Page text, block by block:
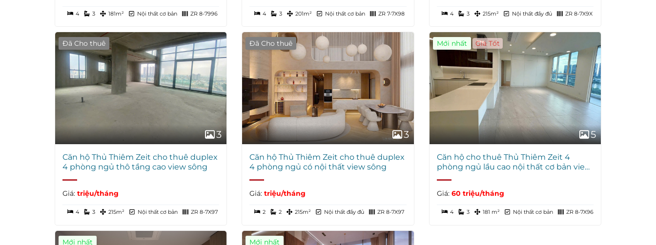
4 3 181m² Nội thất cơ bản ZR 8-7996 4 3 201m² Nội thất cơ bản ZR 7-7X98 4 3 215m² Nội thất đầy đủ ZR 8-7X9X
Đã Cho thuê
3
Căn hộ Thủ Thiêm Zeit cho thuê duplex
4 phòng ngủ thô tầng cao view sông
Giá: triệu/tháng
4 3 215m² Nội thất cơ bản ZR 8-7X97
Đã Cho thuê
3
Căn hộ Thủ Thiêm Zeit cho thuê duplex
4 phòng ngủ có nội thất view sông
Giá:triệu/tháng
2 2 215m² Nội thất đầy đủ ZR 8-7X97
Mới nhất Giá Tốt
5
Căn hộ cho thuê Thủ Thiêm Zeit 4
phòng ngủ lầu cao nội thất cơ bản view
Giá: 60 triệu/tháng
4 3 181 m² Nội thất cơ bản ZR 8-7X96
Mới nhất Mới nhất